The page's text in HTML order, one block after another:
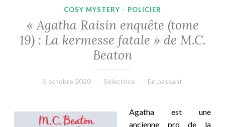
COSY MYSTERY · POLICIER
« Agatha Raisin enquête (tome
19) : La kermesse fatale » de M.C.
Beaton
5 octobre 2020 Sélectrice En passant
Agatha est une
ancienne pro de la